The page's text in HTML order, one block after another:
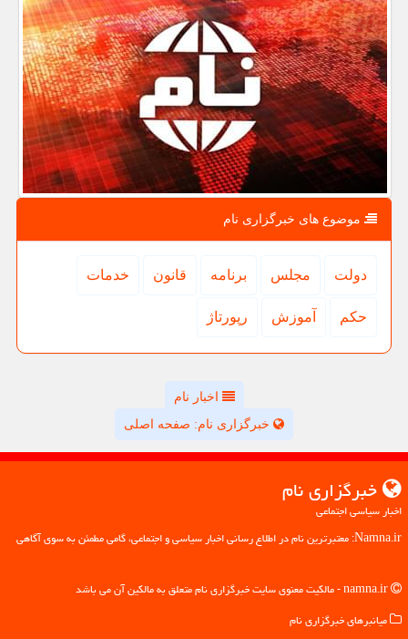
موضوع های خبرگزاری نام
دولت مجلس برنامه قانون خدمات
حكم آموزش رپورتاژ
اخبار نام
خبرگزاری نام: صفحه اصلی
خبرگزاری نام
اخبار سیاسی اجتماعی
Namna.ir: معتبرترین نام در اطلاع رسانی اخبار سیاسی و اجتماعی، گامی مطمئن به سوی آگاهی
میانبرهای خبرگزاری نام